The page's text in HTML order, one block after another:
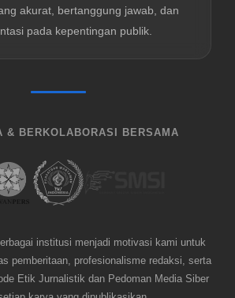
akurat, bertanggung jawab, dan
pada kepentingan publik.
& BERKOLABORASI BERSAMA
institusi menjadi motivasi kami untuk
pemberitaan, profesionalisme redaksi, serta
Etik Jurnalistik dan Pedoman Media Siber